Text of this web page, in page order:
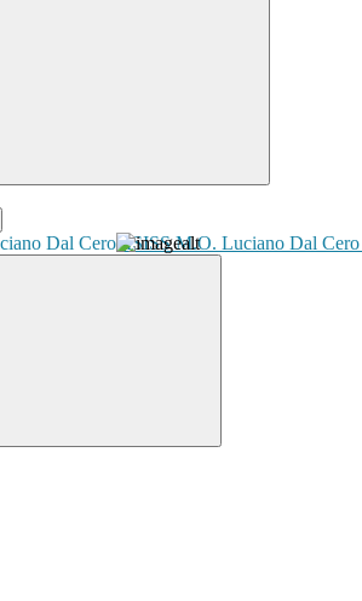
ISISS M.O. Luciano Dal Cero